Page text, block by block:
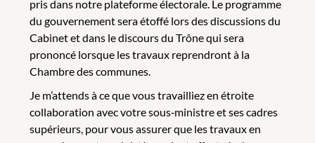
pris dans notre plateforme électorale. Le programme
du gouvernement sera étoffé lors des discussions du
Cabinet et dans le discours du Trône qui sera
prononcé lorsque les travaux reprendront à la
Chambre des communes.
Je m’attends à ce que vous travailliez en étroite
collaboration avec votre sous‑ministre et ses cadres
supérieurs, pour vous assurer que les travaux en